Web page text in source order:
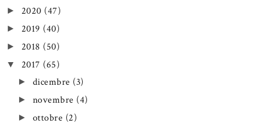
► 2020 (47)
► 2019 (40)
► 2018 (50)
▼ 2017 (65)
► dicembre (3)
► novembre (4)
► ottobre (2)